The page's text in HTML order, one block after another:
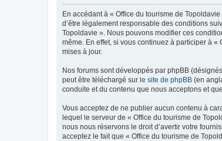
En accédant à « Office du tourisme de
d’être légalement responsable des conditions
Topoldavie ». Nous pouvons modifier ces
même. En effet, si vous continuez à participer à
mises à jour.
Nos forums sont développés par phpBB
peut être téléchargé sur le site de phpBB (en
conduite et du contenu que nous acceptons et
Vous acceptez de ne publier aucun contenu à
lequel le serveur de « Office du tourisme de
nous nous réservons le droit d’avertir votre
acceptez le fait que « Office du tourisme de